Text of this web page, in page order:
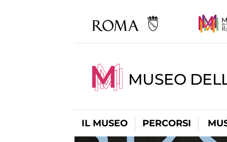
MUSEO
IL MUSEO PERCORSI